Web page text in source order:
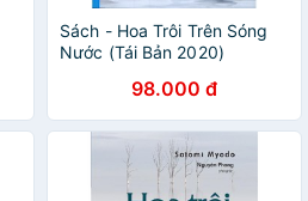
Sách - Hoa Trôi Trên Sóng
Nước (Tái Bản 2020)
98.000 đ